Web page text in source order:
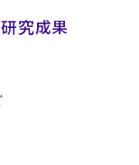
研究成果